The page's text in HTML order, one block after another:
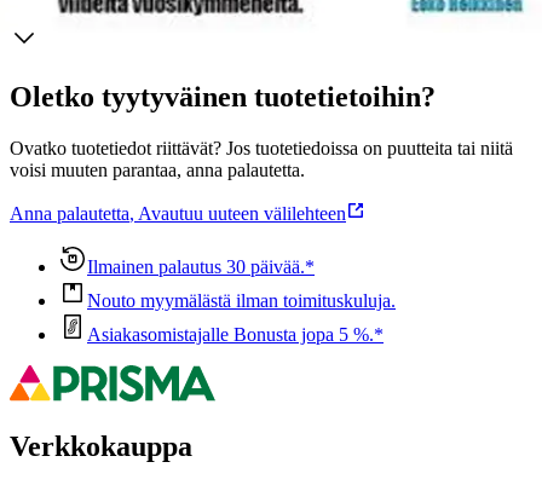
Oletko tyytyväinen tuotetietoihin?
Ovatko tuotetiedot riittävät? Jos tuotetiedoissa on puutteita tai niitä
voisi muuten parantaa, anna palautetta.
Anna palautetta, Avautuu uuteen välilehteen
Ilmainen palautus 30 päivää.*
Nouto myymälästä ilman toimituskuluja.
Asiakasomistajalle Bonusta jopa 5 %.*
Verkkokauppa